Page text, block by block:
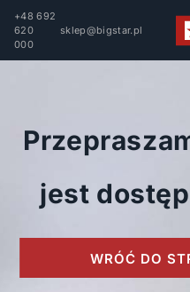
+48 692
620
000
sklep@bigstar.pl
jest
WRÓĆ DO